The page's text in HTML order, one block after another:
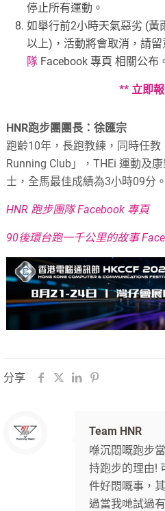
停止所有運動。
如舉行前2小時天氣惡劣 (
以上)，活動將會取消，請留
隊 Facebook 專頁 相關公布
** 立即
HNR跑步團團長：徐匯宗
跑齡10年，長跑教練，同時任教
Running Club」，THEi 運動及
士，全馬最佳成績為3小時09分。
HNR 跑步團隊 Facebook 專頁
90後環台跑一千公里的故事
分享
Team HNR
喺沉悶嘅跑步
持跑步的理由!
件好悶嘅事，
過當我哋試過